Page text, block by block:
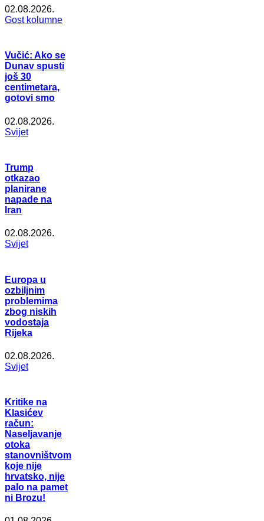
02.08.2026.
Gost kolumne
Vučić: Ako se
Dunav spusti
još 30
centimetara,
gotovi smo
02.08.2026.
Svijet
Trump
otkazao
planirane
napade na
Iran
02.08.2026.
Svijet
Europa u
ozbiljnim
problemima
zbog niskih
vodostaja
Rijeka
02.08.2026.
Svijet
Kritike na
Klasićev
račun:
Naseljavanje
otoka
stanovništvom
koje nije
hrvatsko, nije
palo na pamet
ni Brozu!